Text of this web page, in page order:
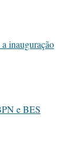
inauguração
e BES